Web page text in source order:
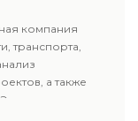
и
для
компания
транспорта,
а также
и